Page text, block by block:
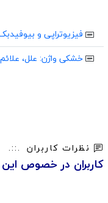
فیزیوتراپی و
خشکی واژن: علل،
نظرات کاربران
کاربران در خصوص